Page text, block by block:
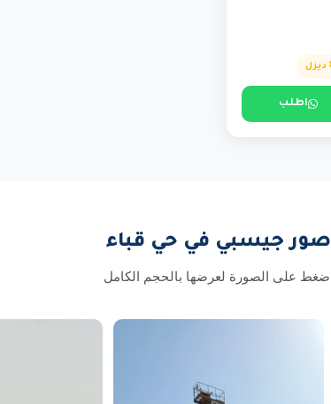
ديزل
اطلب
صور جيسبي في حي قباء
اضغط على الصورة لعرضها بالحجم الكامل